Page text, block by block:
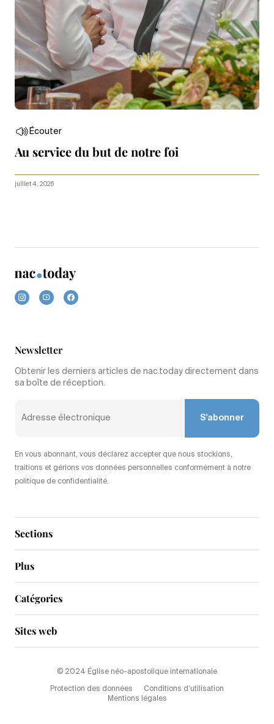
Écouter
Au service du but de notre foi
juillet 4, 2026
Sections
Plus
Newsletter
Obtenir les derniers articles de nac.today directement dans
sa boîte de réception.
S'abonner
En vous abonnant, vous déclarez accepter que nous stockions,
traitions et gérions vos données personnelles conformément à notre
politique de confidentialité.
Catégories
Sites web
© 2024 Église néo-apostolique internationale
Protection des données
Conditions d’utilisation
Mentions légales